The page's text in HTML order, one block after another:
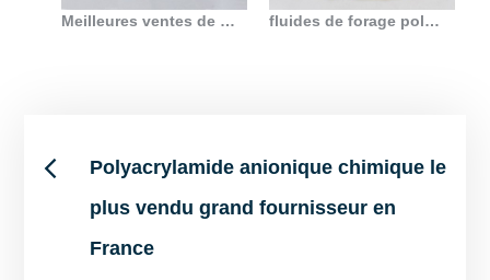
Meilleures ventes de polyacrylamide anionique pour les champs pétrolifères et le forage fluides de forage polyacrylamide anionique en Belgique
Post
navigation
Polyacrylamide anionique chimique le
plus vendu grand fournisseur en
France